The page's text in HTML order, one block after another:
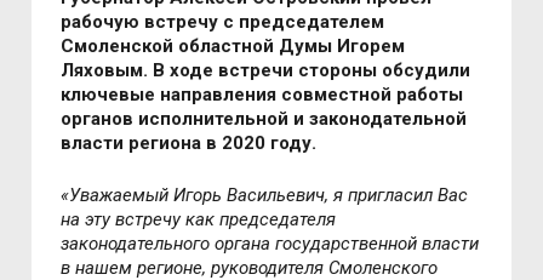
рабочую встречу с председателем
Смоленской областной Думы Игорем
Ляховым. В ходе встречи стороны обсудили
ключевые направления совместной работы
органов исполнительной и законодательной
власти региона в 2020 году.
«Уважаемый Игорь Васильевич, я пригласил Вас
на эту встречу как председателя
законодательного органа государственной власти
в нашем регионе, руководителя Смоленского